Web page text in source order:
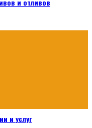
и отливов
и услуг